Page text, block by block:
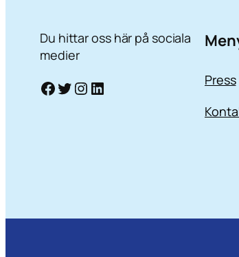
Du hittar oss här på sociala
medier
Facebook Twitter Instagram LinkedIn
Press